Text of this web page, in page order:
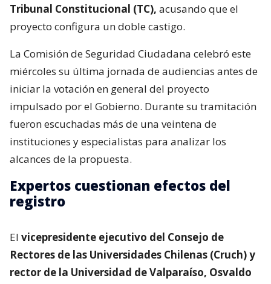
Tribunal Constitucional (TC), acusando que el
proyecto configura un doble castigo.
La Comisión de Seguridad Ciudadana celebró este
miércoles su última jornada de audiencias antes de
iniciar la votación en general del proyecto
impulsado por el Gobierno. Durante su tramitación
fueron escuchadas más de una veintena de
instituciones y especialistas para analizar los
alcances de la propuesta.
Expertos cuestionan efectos del
registro
El vicepresidente ejecutivo del Consejo de
Rectores de las Universidades Chilenas (Cruch) y
rector de la Universidad de Valparaíso, Osvaldo